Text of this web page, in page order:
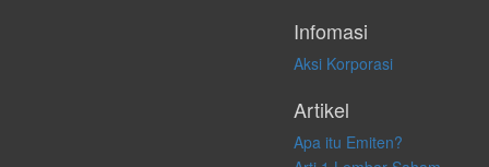
Infomasi
Aksi Korporasi
Artikel
Apa itu Emiten?